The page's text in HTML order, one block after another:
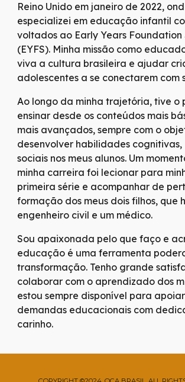
Reino Unido em janeiro de 2022,
especializei em educação infantil
voltados ao Early Years Foundation
(EYFS). Minha missão como
viva a cultura brasileira e ajudar
adolescentes a se conectarem com
Ao longo da minha trajetória, tive o
ensinar desde os conteúdos mais
mais avançados, sempre com o
desenvolver habilidades cognitivas,
sociais nos meus alunos. Um
minha carreira foi lecionar para
primeira série e acompanhar de
formação dos meus dois filhos, que
engenheiro civil e um médico.
Sou apaixonada pelo que faço e
educação é uma ferramenta
transformação. Tenho grande
colaborar com o aprendizado dos
estou sempre disponível para
demandas educacionais com
carinho.